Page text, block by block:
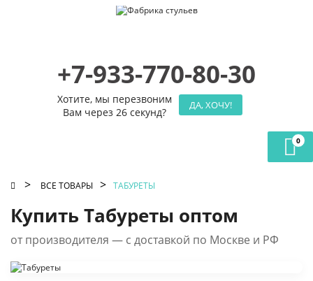
+7-933-770-80-30
Хотите, мы перезвоним
Вам через 26 секунд?
ДА, ХОЧУ!
0
> ВСЕ ТОВАРЫ > ТАБУРЕТЫ
Купить Табуреты оптом
от производителя — с доставкой по Москве и РФ